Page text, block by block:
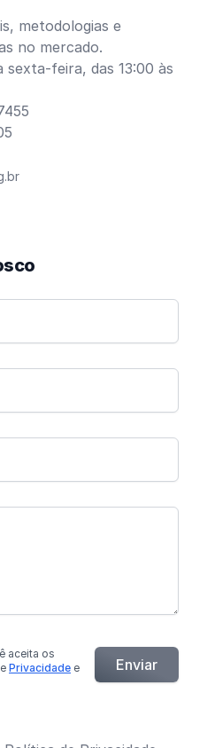
metodologias e
no mercado.
sexta-feira, das 13:00 às
aceita os
Privacidade e
Enviar